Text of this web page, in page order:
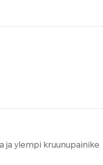
ja ylempi kruunupainike